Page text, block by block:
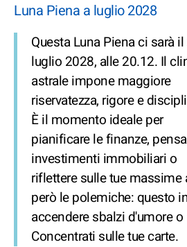
Luna Piena a luglio 2028
Questa Luna Piena ci sarà
luglio 2028, alle 20.12. Il
astrale impone maggiore
riservatezza, rigore e
È il momento ideale per
pianificare le finanze,
investimenti immobiliari o
riflettere sulle tue massime
però le polemiche: questo
accendere sbalzi d'umore
Concentrati sulle tue carte.